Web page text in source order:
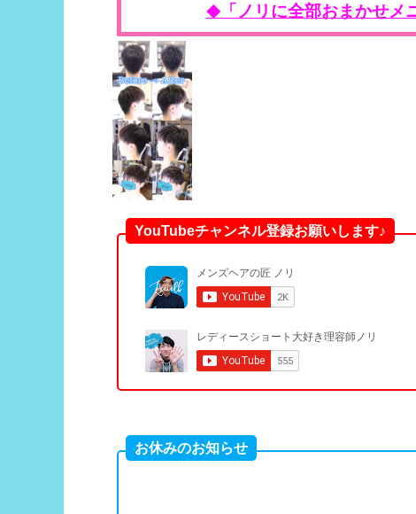
◆「ノリに全部おまかせメ
YouTubeチャンネル登録お願いします♪
お休みのお知らせ